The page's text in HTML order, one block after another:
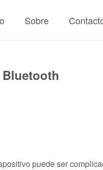
Sobre
puede ser